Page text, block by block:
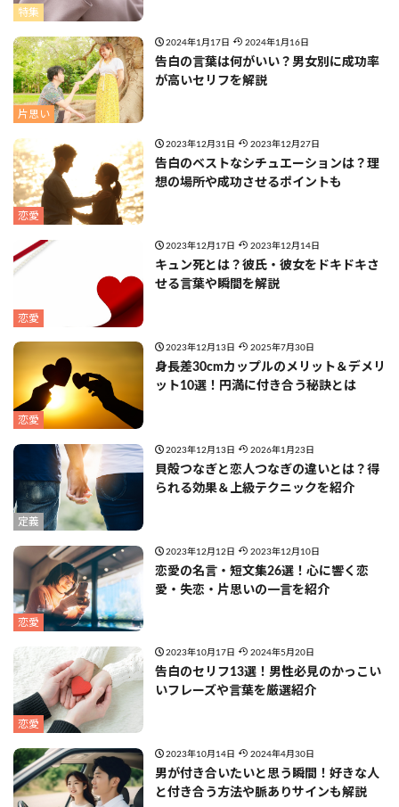
特集
片思い
2024年1月17日 2024年1月16日
告白の言葉は何がいい？男女別に成功率
が高いセリフを解説
恋愛
2023年12月31日 2023年12月27日
告白のベストなシチュエーションは？理
想の場所や成功させるポイントも
恋愛
2023年12月17日 2023年12月14日
キュン死とは？彼氏・彼女をドキドキさ
せる言葉や瞬間を解説
恋愛
2023年12月13日 2025年7月30日
身長差30cmカップルのメリット＆デメリ
ット10選！円満に付き合う秘訣とは
定義
2023年12月13日 2026年1月23日
貝殻つなぎと恋人つなぎの違いとは？得
られる効果＆上級テクニックを紹介
恋愛
2023年12月12日 2023年12月10日
恋愛の名言・短文集26選！心に響く恋
愛・失恋・片思いの一言を紹介
恋愛
2023年10月17日 2024年5月20日
告白のセリフ13選！男性必見のかっこい
いフレーズや言葉を厳選紹介
2023年10月14日 2024年4月30日
男が付き合いたいと思う瞬間！好きな人
と付き合う方法や脈ありサインも解説